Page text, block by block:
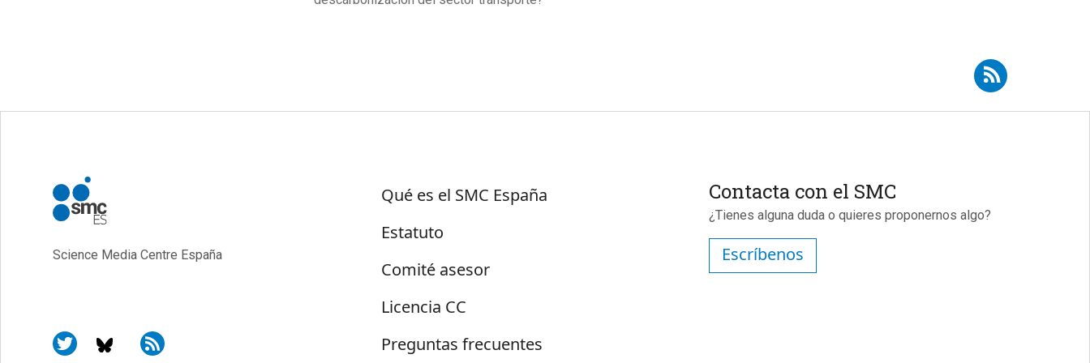
Suscribirse a RSS - Antonio García
Science Media Centre España
Sobre SMC España
Qué es el SMC España
Estatuto
Comité asesor
Licencia CC
Preguntas frecuentes
Contacta con el SMC
¿Tienes alguna duda o quieres proponernos algo?
Escríbenos